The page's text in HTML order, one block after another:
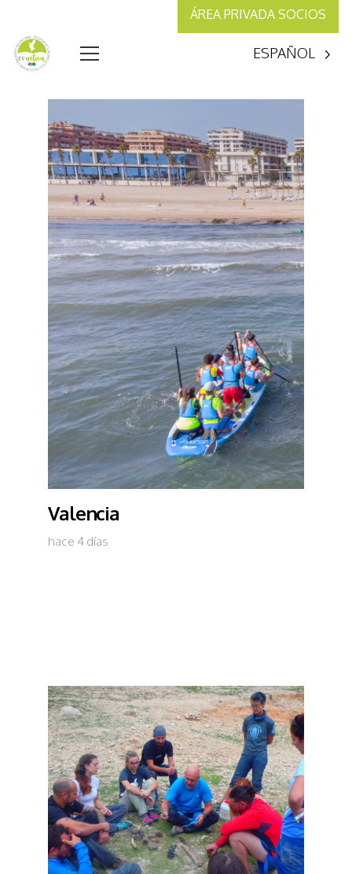
ÁREA PRIVADA SOCIOS
ESPAÑOL
Valencia
hace 4 días